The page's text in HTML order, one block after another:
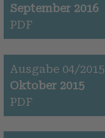
September 2016
PDF
Ausgabe 04/2015
Oktober 2015
PDF